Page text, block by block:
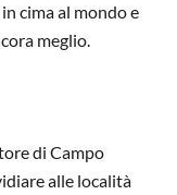
cima al mondo e
meglio.
di Campo
alle località